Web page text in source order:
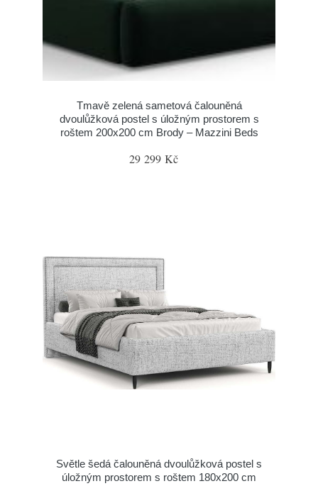
Tmavě zelená sametová čalouněná
dvoulůžková postel s úložným prostorem s
roštem 200x200 cm Brody – Mazzini Beds
29 299 Kč
Světle šedá čalouněná dvoulůžková postel s
úložným prostorem s roštem 180x200 cm